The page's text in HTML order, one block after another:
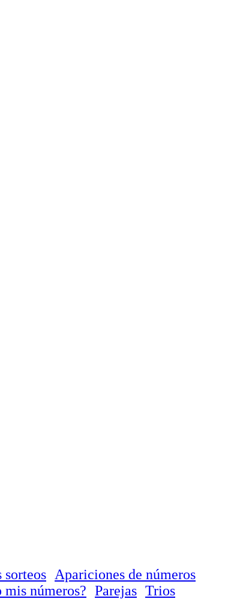
sorteos
Apariciones de números
mis números? Parejas Trios